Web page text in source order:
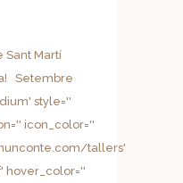
Sant Martí
Setembre
style=''
icon_color=''
tallers'
hover_color=''